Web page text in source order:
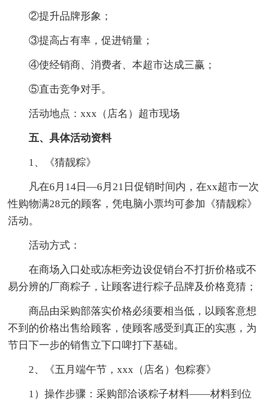
②提升品牌形象；
③提高占有率，促进销量；
④使经销商、消费者、本超市达成三赢；
⑤直击竞争对手。
活动地点：xxx（店名）超市现场
五、具体活动资料
1、《猜靓粽》
凡在6月14日—6月21日促销时间内，在xx超市一次
性购物满28元的顾客，凭电脑小票均可参加《猜靓粽》
活动。
活动方式：
在商场入口处或冻柜旁边设促销台不打折价格或不
易分辨的厂商粽子，让顾客进行粽子品牌及价格竟猜；
商品由采购部落实价格必须要相当低，以顾客意想
不到的价格出售给顾客，使顾客感受到真正的实惠，为
节日下一步的销售立下口啤打下基础。
2、《五月端午节，xxx（店名）包粽赛》
1）操作步骤：采购部洽谈粽子材料——材料到位